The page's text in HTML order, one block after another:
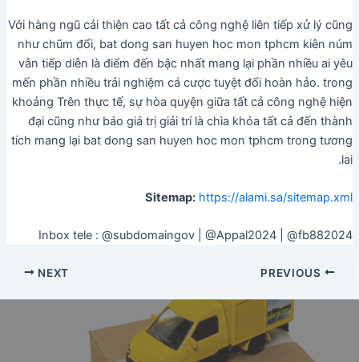
Với hàng ngũ cải thiện cao tất cả công nghệ liên tiếp xử lý cũng
như chũm đổi, bat dong san huyen hoc mon tphcm kiên núm
vẫn tiếp diễn là điểm đến bậc nhất mang lại phần nhiều ai yêu
mến phần nhiều trải nghiệm cá cược tuyệt đối hoàn hảo. trong
khoảng Trên thực tế, sự hòa quyện giữa tất cả công nghệ hiện
đại cũng như báo giá trị giải trí là chìa khóa tất cả đến thành
tích mang lại bat dong san huyen hoc mon tphcm trong tương
lai.
Sitemap: https://alami.sa/sitemap.xml
Inbox tele : @subdomaingov | @Appal2024 | @fb882024
NEXT